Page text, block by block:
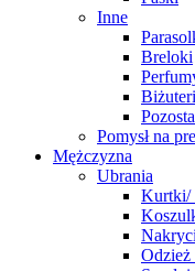
Inne
Breloki
Pomysł na
Mężczyzna
Ubrania
Kurtki/
Odzież